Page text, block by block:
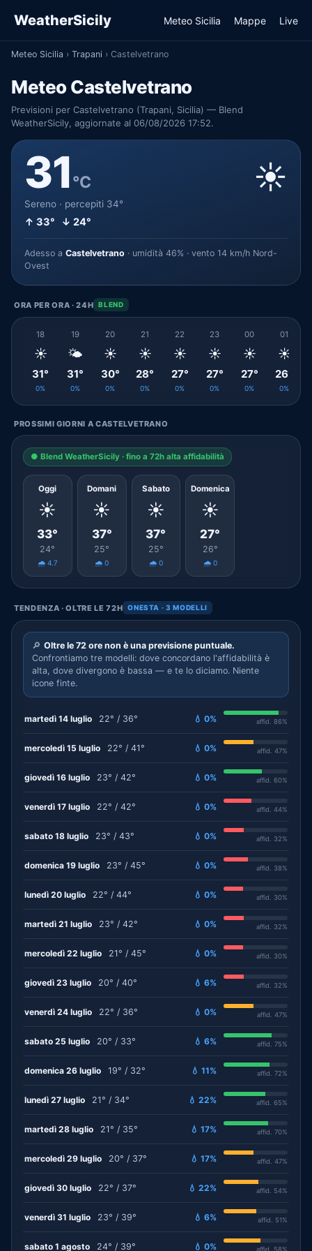
WeatherSicily Meteo Sicilia Mappe Live
Meteo Sicilia › Trapani › Castelvetrano
Meteo Castelvetrano
Previsioni per Castelvetrano (Trapani, Sicilia) — Blend
WeatherSicily, aggiornate al 06/08/2026 17:52.
31°C
Sereno · percepiti 34°
↑ 33° ↓ 24°
☀️
Adesso a Castelvetrano · umidità 46% · vento 14 km/h Nord-
Ovest
ORA PER ORA · 24H BLEND
18
☀️
31°
0%
19
🌤️
31°
0%
20
☀️
30°
0%
21
☀️
28°
0%
22
☀️
27°
0%
23
☀️
27°
0%
00
☀️
27°
0%
01
☀️
26°
0%
PROSSIMI GIORNI A CASTELVETRANO
● Blend WeatherSicily · fino a 72h alta affidabilità
Oggi
☀️
33°
24°
🌧️ 4.7
Domani
☀️
37°
25°
🌧️ 0
Sabato
☀️
37°
25°
🌧️ 0
Domenica
☀️
27°
26°
🌧️ 0
TENDENZA · OLTRE LE 72H ONESTA · 3 MODELLI
🔎 Oltre le 72 ore non è una previsione puntuale.
Confrontiamo tre modelli: dove concordano l'affidabilità è
alta, dove divergono è bassa — e te lo diciamo. Niente
icone finte.
martedì 14 luglio 22° / 36° 💧 0% affid. 86%
mercoledì 15 luglio 22° / 41° 💧 0% affid. 47%
giovedì 16 luglio 23° / 42° 💧 0% affid. 60%
venerdì 17 luglio 22° / 42° 💧 0% affid. 44%
sabato 18 luglio 23° / 43° 💧 0% affid. 32%
domenica 19 luglio 23° / 45° 💧 0% affid. 38%
lunedì 20 luglio 22° / 44° 💧 0% affid. 30%
martedì 21 luglio 23° / 42° 💧 0% affid. 32%
mercoledì 22 luglio 21° / 45° 💧 0% affid. 30%
giovedì 23 luglio 20° / 40° 💧 6% affid. 32%
venerdì 24 luglio 22° / 36° 💧 0% affid. 47%
sabato 25 luglio 20° / 33° 💧 6% affid. 75%
domenica 26 luglio 19° / 32° 💧 11% affid. 72%
lunedì 27 luglio 21° / 34° 💧 22% affid. 65%
martedì 28 luglio 21° / 35° 💧 17% affid. 70%
mercoledì 29 luglio 20° / 37° 💧 17% affid. 47%
giovedì 30 luglio 22° / 37° 💧 22% affid. 54%
venerdì 31 luglio 23° / 39° 💧 6% affid. 51%
sabato 1 agosto 24° / 39° 💧 0% affid. 58%